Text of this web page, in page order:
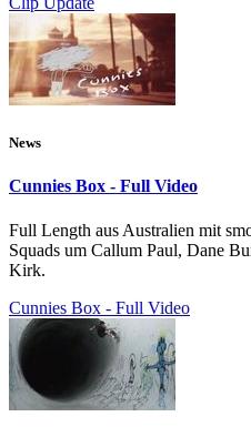
News
Cunnies Box - Full Video
Full Length aus Australien mit
Squads um Callum Paul, Dane
Kirk.
Cunnies Box - Full Video